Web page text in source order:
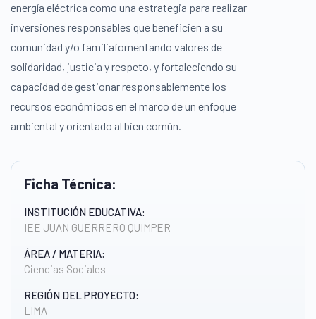
Ficha Técnica:
INSTITUCIÓN EDUCATIVA:
IEE JUAN GUERRERO QUIMPER
ÁREA / MATERIA:
Ciencias Sociales
REGIÓN DEL PROYECTO:
LIMA
energía eléctrica como una estrategia para realizar
inversiones responsables que beneficien a su
comunidad y/o familiafomentando valores de
solidaridad, justicia y respeto, y fortaleciendo su
capacidad de gestionar responsablemente los
recursos económicos en el marco de un enfoque
ambiental y orientado al bien común.